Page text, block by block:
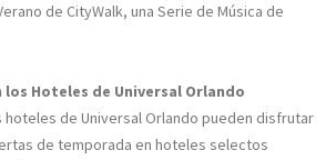
de CityWalk, una Serie de Música de
Hoteles de Universal Orlando
de Universal Orlando pueden disfrutar
de temporada en hoteles selectos